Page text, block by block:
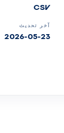
CSV
آخر تحديث
2026-05-23